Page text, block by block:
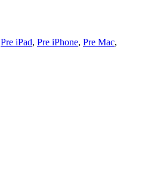
Pre iPad, Pre iPhone, Pre Mac,